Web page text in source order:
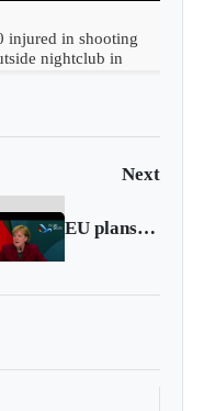
injured in shooting
nightclub in
Next
EU plans to start vaccinations on December 27